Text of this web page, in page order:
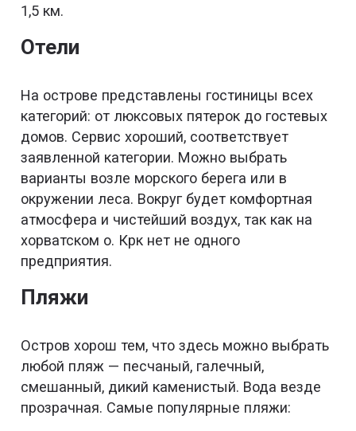
1,5 км.
Отели
На острове представлены гостиницы всех
категорий: от люксовых пятерок до гостевых
домов. Сервис хороший, соответствует
заявленной категории. Можно выбрать
варианты возле морского берега или в
окружении леса. Вокруг будет комфортная
атмосфера и чистейший воздух, так как на
хорватском о. Крк нет не одного
предприятия.
Пляжи
Остров хорош тем, что здесь можно выбрать
любой пляж — песчаный, галечный,
смешанный, дикий каменистый. Вода везде
прозрачная. Самые популярные пляжи: